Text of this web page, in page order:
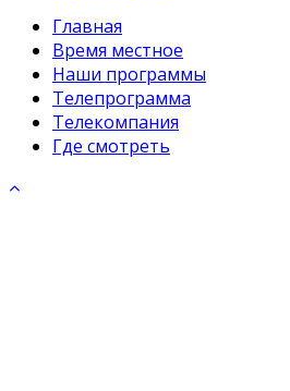
Главная
Время местное
Наши программы
Телепрограмма
Телекомпания
Где смотреть